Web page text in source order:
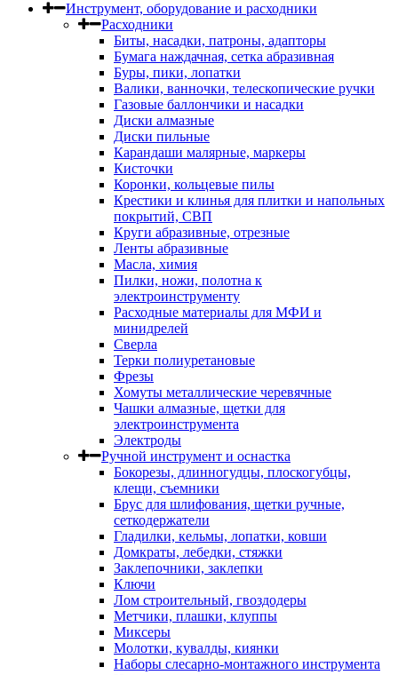
Инструмент, оборудование и расходники
Расходники
Биты, насадки, патроны, адапторы
Бумага наждачная, сетка абразивная
Буры, пики, лопатки
Валики, ванночки, телескопические ручки
Газовые баллончики и насадки
Диски алмазные
Диски пильные
Карандаши малярные, маркеры
Кисточки
Коронки, кольцевые пилы
Крестики и клинья для плитки и напольных
покрытий, СВП
Круги абразивные, отрезные
Ленты абразивные
Масла, химия
Пилки, ножи, полотна к
электроинструменту
Расходные материалы для МФИ и
минидрелей
Сверла
Терки полиуретановые
Фрезы
Хомуты металлические черевячные
Чашки алмазные, щетки для
электроинструмента
Электроды
Ручной инструмент и оснастка
Бокорезы, длинногудцы, плоскогубцы,
клещи, съемники
Брус для шлифования, щетки ручные,
сеткодержатели
Гладилки, кельмы, лопатки, ковши
Домкраты, лебедки, стяжки
Заклепочники, заклепки
Ключи
Лом строительный, гвоздодеры
Метчики, плашки, клуппы
Миксеры
Молотки, кувалды, киянки
Наборы слесарно-монтажного инструмента